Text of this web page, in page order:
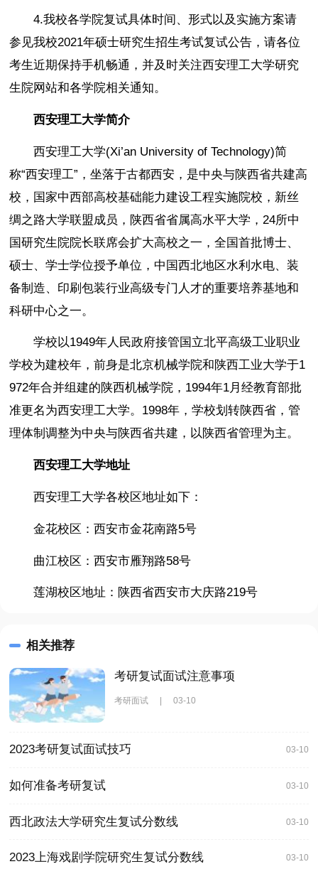
4.我校各学院复试具体时间、形式以及实施方案请
参见我校2021年硕士研究生招生考试复试公告，请各位
考生近期保持手机畅通，并及时关注西安理工大学研究
生院网站和各学院相关通知。
西安理工大学简介
西安理工大学(Xi’an University of Technology)简
称“西安理工”，坐落于古都西安，是中央与陕西省共建高
校，国家中西部高校基础能力建设工程实施院校，新丝
绸之路大学联盟成员，陕西省省属高水平大学，24所中
国研究生院院长联席会扩大高校之一，全国首批博士、
硕士、学士学位授予单位，中国西北地区水利水电、装
备制造、印刷包装行业高级专门人才的重要培养基地和
科研中心之一。
学校以1949年人民政府接管国立北平高级工业职业
学校为建校年，前身是北京机械学院和陕西工业大学于1
972年合并组建的陕西机械学院，1994年1月经教育部批
准更名为西安理工大学。1998年，学校划转陕西省，管
理体制调整为中央与陕西省共建，以陕西省管理为主。
西安理工大学地址
西安理工大学各校区地址如下：
金花校区：西安市金花南路5号
曲江校区：西安市雁翔路58号
莲湖校区地址：陕西省西安市大庆路219号
相关推荐
考研复试面试注意事项
考研面试 03-10
2023考研复试面试技巧 03-10
如何准备考研复试 03-10
西北政法大学研究生复试分数线 03-10
2023上海戏剧学院研究生复试分数线 03-10